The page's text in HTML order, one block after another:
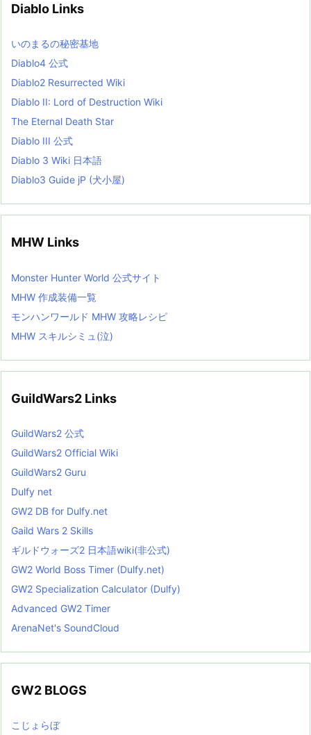
e
i
s
t
Diablo Links
いのまるの秘密基地
Diablo4 公式
Diablo2 Resurrected Wiki
Diablo II: Lord of Destruction Wiki
The Eternal Death Star
Diablo III 公式
Diablo 3 Wiki 日本語
Diablo3 Guide jP (犬小屋)
MHW Links
Monster Hunter World 公式サイト
MHW 作成装備一覧
モンハンワールド MHW 攻略レシピ
MHW スキルシミュ(泣)
GuildWars2 Links
GuildWars2 公式
GuildWars2 Official Wiki
GuildWars2 Guru
Dulfy net
GW2 DB for Dulfy.net
Gaild Wars 2 Skills
ギルドウォーズ2 日本語wiki(非公式)
GW2 World Boss Timer (Dulfy.net)
GW2 Specialization Calculator (Dulfy)
Advanced GW2 Timer
ArenaNet's SoundCloud
GW2 BLOGS
こじょらぼ